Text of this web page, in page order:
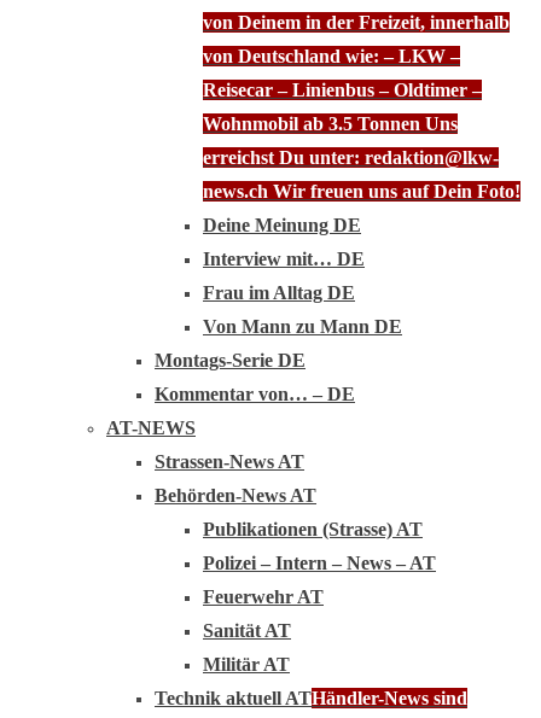
von Deinem in der Freizeit, innerhalb
von Deutschland wie: – LKW –
Reisecar – Linienbus – Oldtimer –
Wohnmobil ab 3.5 Tonnen Uns
erreichst Du unter: redaktion@lkw-
news.ch Wir freuen uns auf Dein Foto!
Deine Meinung DE
Interview mit… DE
Frau im Alltag DE
Von Mann zu Mann DE
Montags-Serie DE
Kommentar von… – DE
AT-NEWS
Strassen-News AT
Behörden-News AT
Publikationen (Strasse) AT
Polizei – Intern – News – AT
Feuerwehr AT
Sanität AT
Militär AT
Technik aktuell ATHändler-News sind